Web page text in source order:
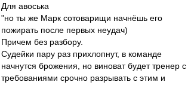
Для авоська
"но ты же Марк сотоварищи начнёшь его
пожирать после первых неудач)
Причем без разбору.
Судейки пару раз прихлопнут, в команде
начнутся брожения, но виноват будет тренер с
требованиями срочно разрывать с этим и